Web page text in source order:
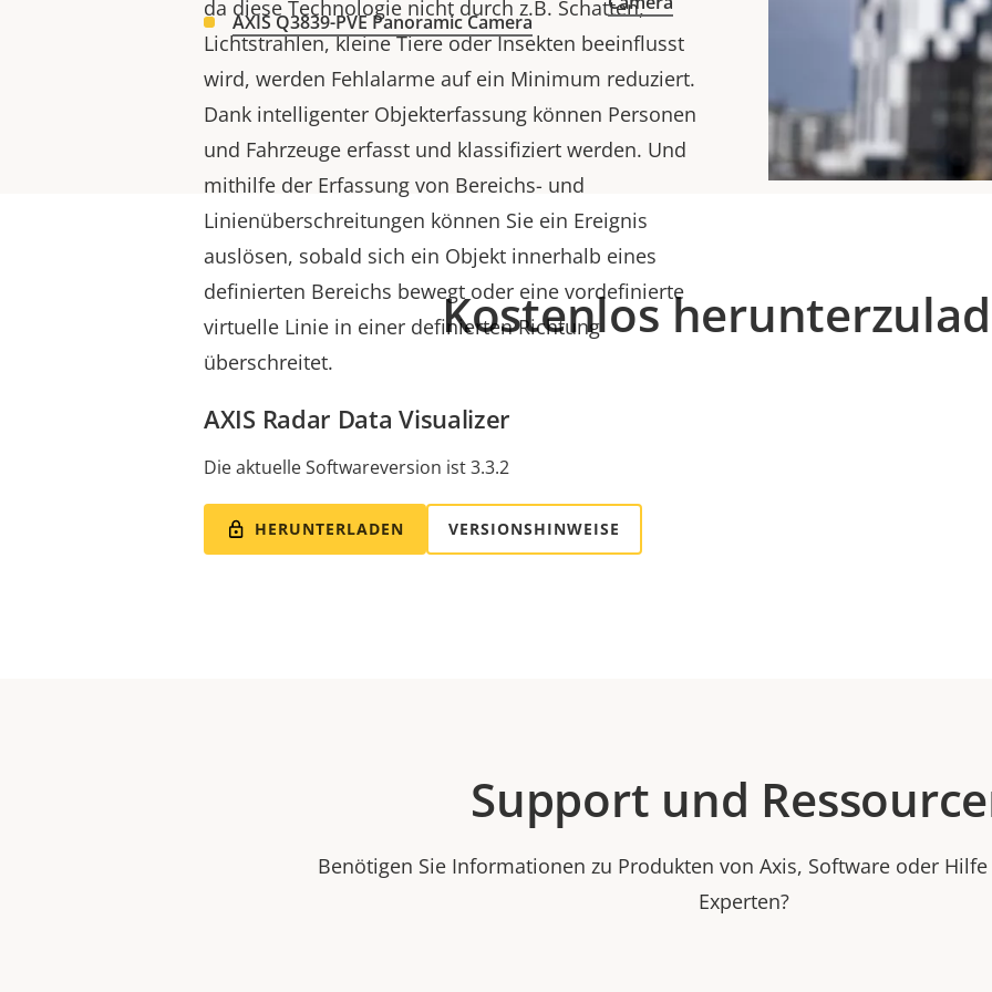
da diese Technologie nicht durch z.B. Schatten,
Lichtstrahlen, kleine Tiere oder Insekten beeinflusst
wird, werden Fehlalarme auf ein Minimum reduziert.
Dank intelligenter Objekterfassung können Personen
und Fahrzeuge erfasst und klassifiziert werden. Und
mithilfe der Erfassung von Bereichs- und
Linienüberschreitungen können Sie ein Ereignis
auslösen, sobald sich ein Objekt innerhalb eines
definierten Bereichs bewegt oder eine vordefinierte
virtuelle Linie in einer definierten Richtung
überschreitet.
AXIS Q3839-PVE Panoramic Camera
Kostenlos
AXIS Radar Data Visualizer
Die aktuelle Softwareversion ist 3.3.2
VERSIONSHINWEISE
HERUNTERLADEN
Support und
Benötigen Sie Informationen zu Produkten von Axis, Software oder
Experten?